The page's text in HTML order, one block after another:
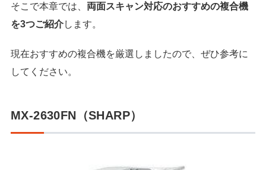
そこで本章では、 両面スキャン対応のおすすめの複合機
を3つご紹介します。
現在おすすめの複合機を厳選しましたので、ぜひ参考に
してください。
MX-2630FN（SHARP）